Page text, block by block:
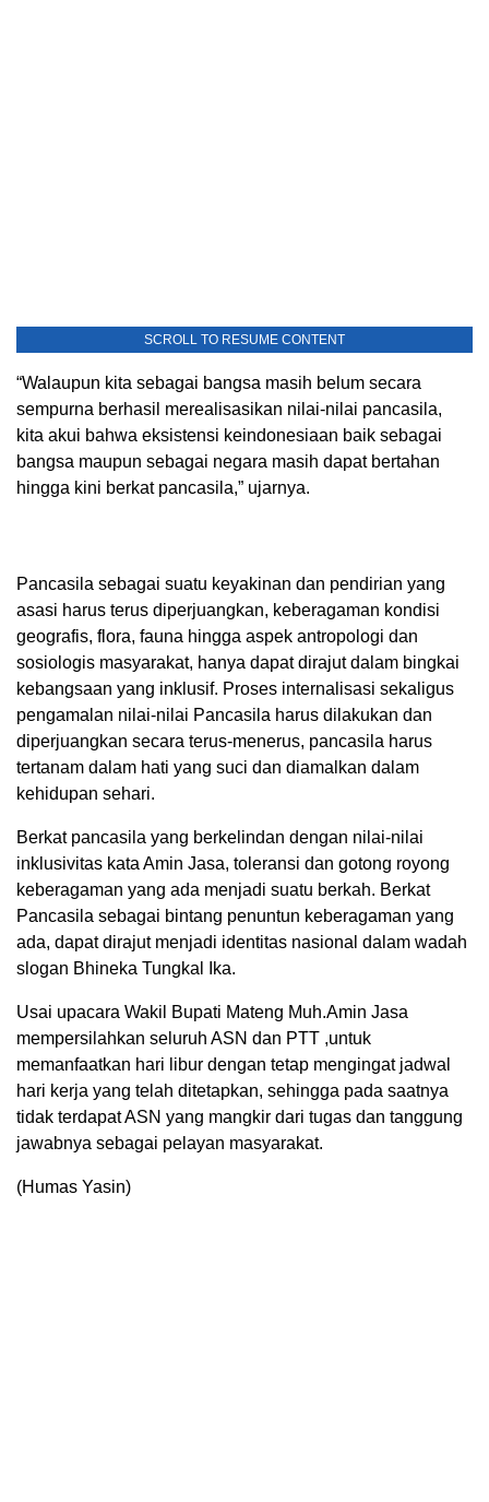
SCROLL TO RESUME CONTENT
“Walaupun kita sebagai bangsa masih belum secara
sempurna berhasil merealisasikan nilai-nilai pancasila,
kita akui bahwa eksistensi keindonesiaan baik sebagai
bangsa maupun sebagai negara masih dapat bertahan
hingga kini berkat pancasila,” ujarnya.
Pancasila sebagai suatu keyakinan dan pendirian yang
asasi harus terus diperjuangkan, keberagaman kondisi
geografis, flora, fauna hingga aspek antropologi dan
sosiologis masyarakat, hanya dapat dirajut dalam bingkai
kebangsaan yang inklusif. Proses internalisasi sekaligus
pengamalan nilai-nilai Pancasila harus dilakukan dan
diperjuangkan secara terus-menerus, pancasila harus
tertanam dalam hati yang suci dan diamalkan dalam
kehidupan sehari.
Berkat pancasila yang berkelindan dengan nilai-nilai
inklusivitas kata Amin Jasa, toleransi dan gotong royong
keberagaman yang ada menjadi suatu berkah. Berkat
Pancasila sebagai bintang penuntun keberagaman yang
ada, dapat dirajut menjadi identitas nasional dalam wadah
slogan Bhineka Tungkal Ika.
Usai upacara Wakil Bupati Mateng Muh.Amin Jasa
mempersilahkan seluruh ASN dan PTT ,untuk
memanfaatkan hari libur dengan tetap mengingat jadwal
hari kerja yang telah ditetapkan, sehingga pada saatnya
tidak terdapat ASN yang mangkir dari tugas dan tanggung
jawabnya sebagai pelayan masyarakat.
(Humas Yasin)